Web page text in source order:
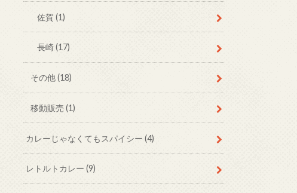
佐賀(1)
長崎(17)
その他(18)
移動販売 (1)
カレーじゃなくてもスパイシー(4)
レトルトカレー(9)